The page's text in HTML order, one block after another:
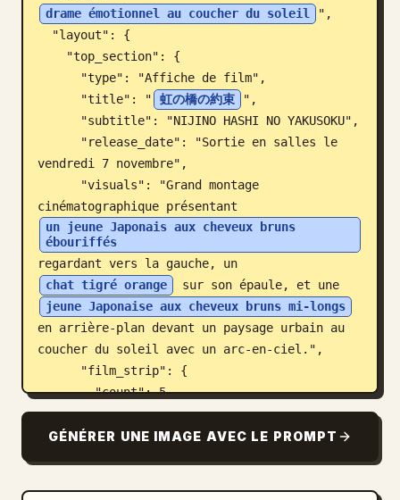
drame émotionnel au coucher du soleil
",
      "title": "
虹の橋の約束
",
vendredi 7 novembre",
cinématographique présentant
un jeune Japonais aux cheveux bruns
ébouriffés
regardant vers la gauche, un
chat tigré orange
sur son épaule, et une
jeune Japonaise aux cheveux bruns mi-longs
en arrière-plan devant un paysage urbain au
coucher du soleil avec un arc-en-ciel.",
        "count": 5,
        "description": "images
cinématographiques horizontales montrant les
GÉNÉRER UNE IMAGE AVEC LE PROMPT